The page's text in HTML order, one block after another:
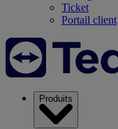
Ticket
Portail client
Produits